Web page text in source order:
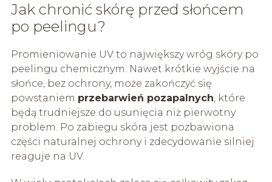
Jak chronić skórę przed słońcem
po peelingu?
Promieniowanie UV to największy wróg skóry po
peelingu chemicznym. Nawet krótkie wyjście na
słońce, bez ochrony, może zakończyć się
powstaniem przebarwień pozapalnych, które
będą trudniejsze do usunięcia niż pierwotny
problem. Po zabiegu skóra jest pozbawiona
części naturalnej ochrony i zdecydowanie silniej
reaguje na UV.